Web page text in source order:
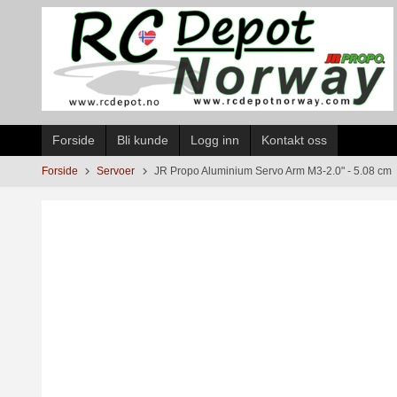
Forside Bli kunde Logg inn Kontakt oss
Forside Servoer JR Propo Aluminium Servo Arm M3-2.0" - 5.08 cm